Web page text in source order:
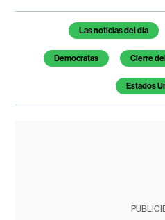
Temas de este artículo
Las noticias del día
Democratas Cierre
Estados